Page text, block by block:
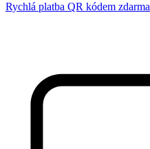
Rychlá platba QR kódem zdarma